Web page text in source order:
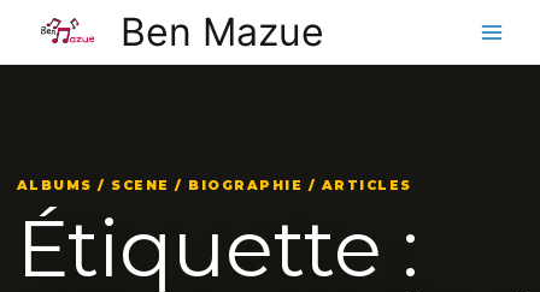
contenu
Ben Mazue
ALBUMS / SCENE / BIOGRAPHIE / ARTICLES
Étiquette :